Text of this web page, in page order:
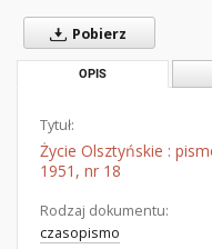
Pobierz
OPIS
Tytuł:
Życie Olsztyńskie :
1951, nr 18
Rodzaj dokumentu:
czasopismo